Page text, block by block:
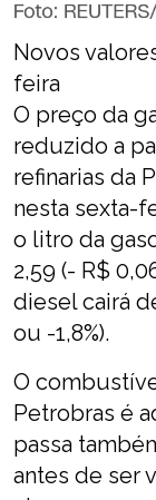
Novos
feira
O preço da
reduzido a
refinarias da
nesta sexta-
o litro da
2,59 (- R$
diesel cairá
ou -1,8%).
O
Petrobras é
passa
antes de ser